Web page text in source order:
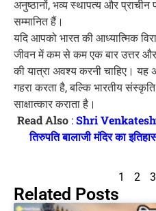
अनुष्ठानों, भव्य स्थापत्य और
सम्मानित हैं।
यदि आपको भारत की आध्यात्मिक
जीवन में कम से कम एक बार उत्तर और
की यात्रा अवश्य करनी चाहिए।
गहरा करता है, बल्कि भारतीय
साक्षात्कार कराता है।
Read Also:Shri
तिरुपति बालाजी मंदिर का
1 2 3
Related Posts